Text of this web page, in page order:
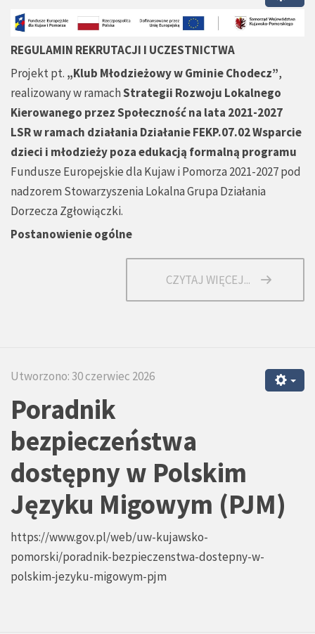
REGULAMIN REKRUTACJI I UCZESTNICTWA
Projekt pt. „Klub Młodzieżowy w Gminie Chodecz”,
realizowany w ramachStrategii Rozwoju Lokalnego
Kierowanego przez Społeczność na lata 2021-2027
LSR w ramach działania Działanie FEKP.07.02 Wsparcie
dzieci i młodzieży poza edukacją formalną programu
Fundusze Europejskie dla Kujaw i Pomorza 2021-2027 pod
nadzorem Stowarzyszenia Lokalna Grupa Działania
Dorzecza Zgłowiączki.
Postanowienie ogólne
CZYTAJ WIĘCEJ...
Utworzono: 30 czerwiec 2026
Poradnik
bezpieczeństwa
dostępny w Polskim
Języku Migowym (PJM)
https://www.gov.pl/web/uw-kujawsko-
pomorski/poradnik-bezpieczenstwa-dostepny-w-
polskim-jezyku-migowym-pjm